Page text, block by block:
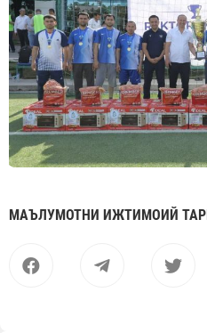
МАЪЛУМОТНИ ИЖТИМОИЙ